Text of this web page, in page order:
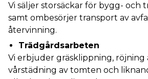
Vi säljer storsäckar för bygg- och
samt ombesörjer transport av
återvinning.
Trädgårdsarbeten
Vi erbjuder gräsklippning, röjning
vårstädning av tomten och